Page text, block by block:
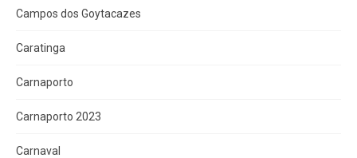
Campos dos Goytacazes
Caratinga
Carnaporto
Carnaporto 2023
Carnaval